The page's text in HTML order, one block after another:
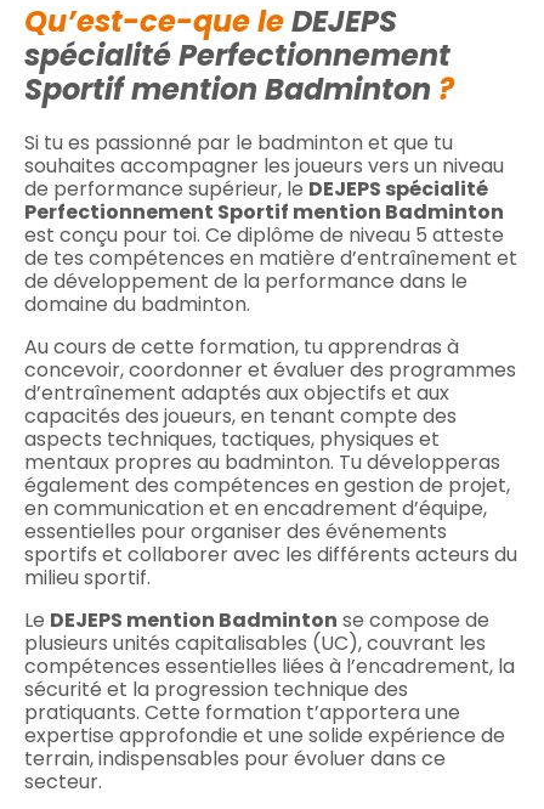
Qu’est-ce-que leDEJEPS
spécialité Perfectionnement
Sportif mention Badminton ?
Si tu es passionné par le badminton et que tu
souhaites accompagner les joueurs vers un niveau
de performance supérieur, le DEJEPS spécialité
Perfectionnement Sportif mention Badminton
est conçu pour toi. Ce diplôme de niveau 5 atteste
de tes compétences en matière d’entraînement et
de développement de la performance dans le
domaine du badminton. ​
Au cours de cette formation, tu apprendras à
concevoir, coordonner et évaluer des programmes
d’entraînement adaptés aux objectifs et aux
capacités des joueurs, en tenant compte des
aspects techniques, tactiques, physiques et
mentaux propres au badminton. Tu développeras
également des compétences en gestion de projet,
en communication et en encadrement d’équipe,
essentielles pour organiser des événements
sportifs et collaborer avec les différents acteurs du
milieu sportif. ​
Le DEJEPS mention Badminton se compose de
plusieurs unités capitalisables (UC), couvrant les
compétences essentielles liées à l’encadrement, la
sécurité et la progression technique des
pratiquants. Cette formation t’apportera une
expertise approfondie et une solide expérience de
terrain, indispensables pour évoluer dans ce
secteur. ​